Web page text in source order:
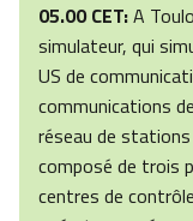
05.00 CET:A
simulateur, qui
US de
communications
réseau de stations
composé de trois
centres de